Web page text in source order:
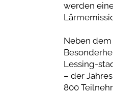
werden
Neben
Lessing-
– der
800